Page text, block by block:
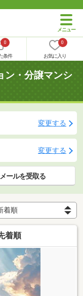
0
条件
0
お気に入り
ン・分譲マンシ
変更する
変更する
ールを受取る
着順